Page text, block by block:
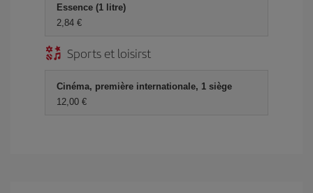
Essence (1 litre)
2,84 €
Sports et loisirst
Cinéma, première internationale, 1 siège
12,00 €